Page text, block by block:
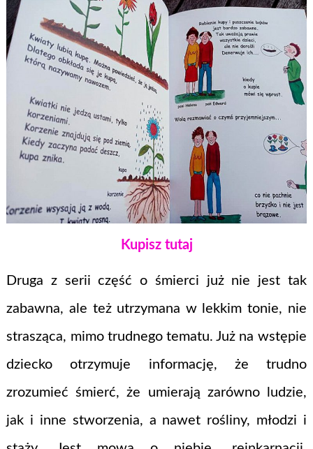
Kupisz tutaj
Druga z serii część o śmierci już nie jest tak
zabawna, ale też utrzymana w lekkim tonie, nie
strasząca, mimo trudnego tematu. Już na wstępie
dziecko otrzymuje informację, że trudno
zrozumieć śmierć, że umierają zarówno ludzie,
jak i inne stworzenia, a nawet rośliny, młodzi i